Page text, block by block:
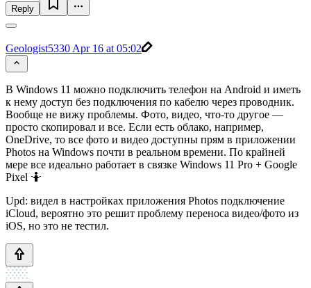
Reply
Geologist5330 Apr 16 at 05:02
В Windows 11 можно подключить телефон на Android и иметь
к нему доступ без подключения по кабелю через проводник.
Вообще не вижу проблемы. Фото, видео, что-то другое —
просто скопировал и все. Если есть облако, например,
OneDrive, то все фото и видео доступны прям в приложении
Photos на Windows почти в реальном времени. По крайней
мере все идеально работает в связке Windows 11 Pro + Google
Pixel 🤷
Upd: видел в настройках приложения Photos подключение
iCloud, вероятно это решит проблему переноса видео/фото из
iOS, но это не тестил.